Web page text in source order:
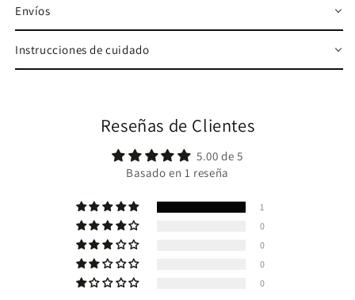
Envíos
Instrucciones de cuidado
Reseñas de Clientes
5.00 de 5
Basado en 1 reseña
1
0
0
0
0